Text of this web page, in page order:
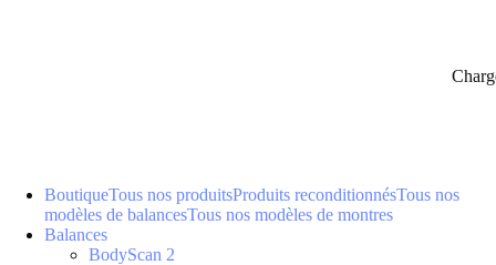
BoutiqueTous nos produitsProduits reconditionnésTous nos
modèles de balancesTous nos modèles de montres
Balances
BodyScan 2